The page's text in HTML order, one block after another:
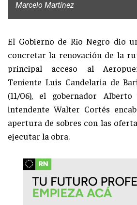
Marcelo Martínez
El Gobierno de Río Negro dio
concretar la renovación de la
principal acceso al
Teniente Luis Candelaria de
(11/06), el gobernador
intendente Walter Cortés
apertura de sobres con las
ejecutar la obra.